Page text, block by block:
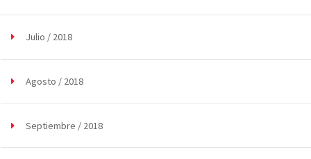
Julio / 2018
Agosto / 2018
Septiembre / 2018